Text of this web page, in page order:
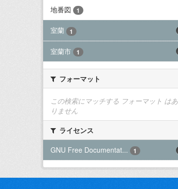
地番図 1
室蘭 1
室蘭市 1
フォーマット
この検索にマッチする フォーマット はあ
りません
ライセンス
GNU Free Documentat...
1